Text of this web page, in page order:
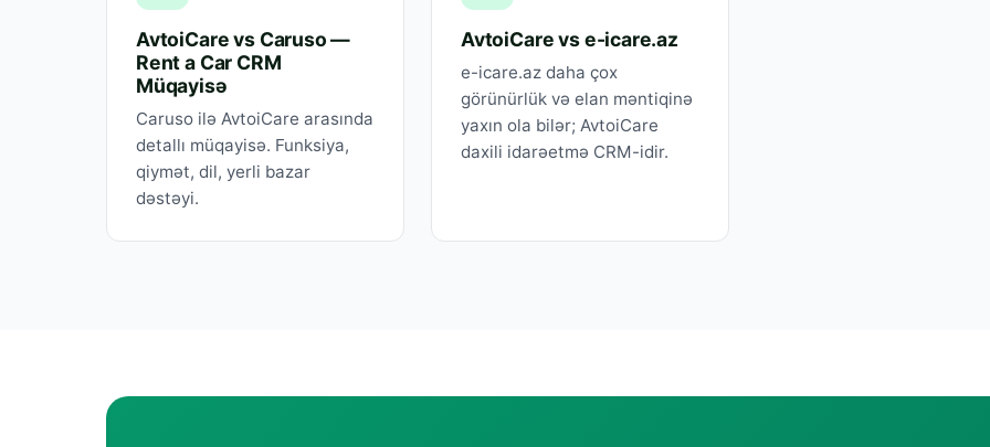
AvtoiCare vs Caruso —
Rent a Car CRM
Müqayisə
Caruso ilə AvtoiCare arasında
detallı müqayisə. Funksiya,
qiymət, dil, yerli bazar
dəstəyi.
AvtoiCare vs e-icare.az
e-icare.az daha çox
görünürlük və elan məntiqinə
yaxın ola bilər; AvtoiCare
daxili idarəetmə CRM-idir.